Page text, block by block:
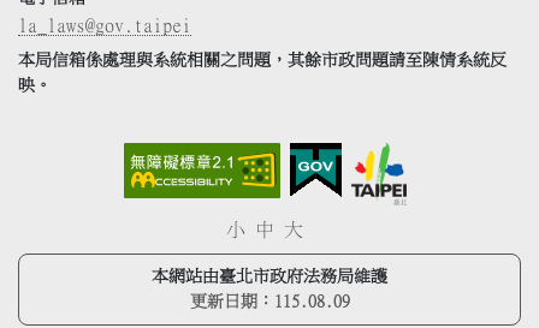
la_laws@gov.taipei
本局信箱係處理與系統相關之問題，其餘市政問題請至陳情系統反
映。
小 中 大
本網站由臺北市政府法務局維護
更新日期： 115.08.09